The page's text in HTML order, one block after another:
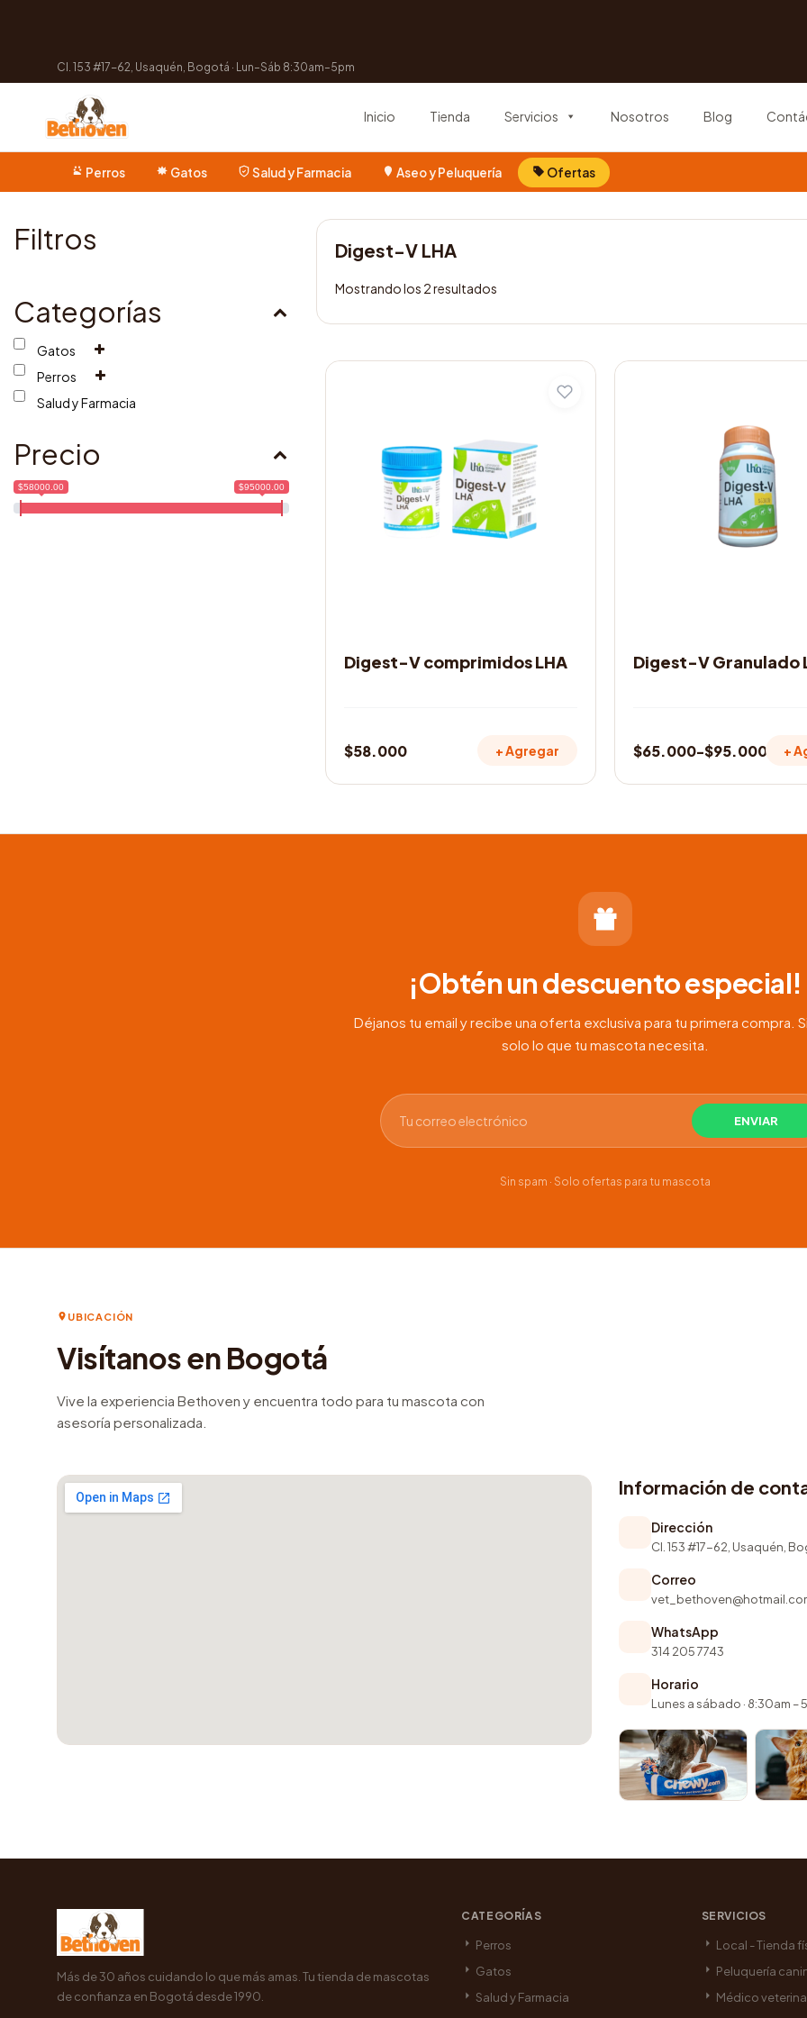
Cl. 153 #17-62, Usaquén, Bogotá · Lun–Sáb 8:30am–5pm
Inicio Tienda Servicios Nosotros Blog
Perros Gatos Salud y Farmacia Aseo y Peluquería Ofertas
Filtros
Categorías
Gatos
Perros
Salud y Farmacia
Precio
$58000.00 $95000.00
Digest-V LHA
Mostrando los 2 resultados
Digest-V comprimidos LHA
$58.000 + Agregar
Digest-V Granulado
$65.000-$95.000
Rango
de
+
Este
¡Obtén un descuento especial!
Déjanos tu email y recibe una oferta exclusiva para tu primera compra.
solo lo que tu mascota necesita.
Sin spam · Solo ofertas para tu mascota
UBICACIÓN
Visítanos en Bogotá
Vive la experiencia Bethoven y encuentra todo para tu mascota con
asesoría personalizada.
Información de
Dirección
Cl. 153 #17-62, Usaquén,
Correo
WhatsApp
314 205 7743
Horario
Lunes a sábado · 8:30am –
Más de 30 años cuidando lo que más amas. Tu tienda de mascotas
de confianza en Bogotá desde 1990.
CATEGORÍAS
Perros
Gatos
Salud y Farmacia
SERVICIOS
Local - Tienda
Peluquería
Médico